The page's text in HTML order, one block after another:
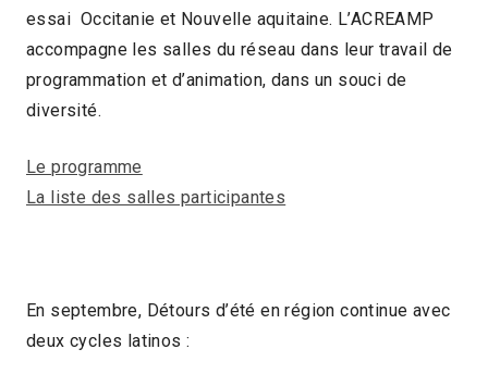
essai Occitanie et Nouvelle aquitaine. L’ACREAMP
accompagne les salles du réseau dans leur travail de
programmation et d’animation, dans un souci de
diversité.
Le programme
La liste des salles participantes
En septembre, Détours d’été en région continue avec
deux cycles latinos :